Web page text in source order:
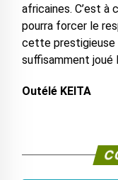
africaines. C’est à
pourra forcer le
cette prestigieuse
suffisamment joué
Outélé KEITA